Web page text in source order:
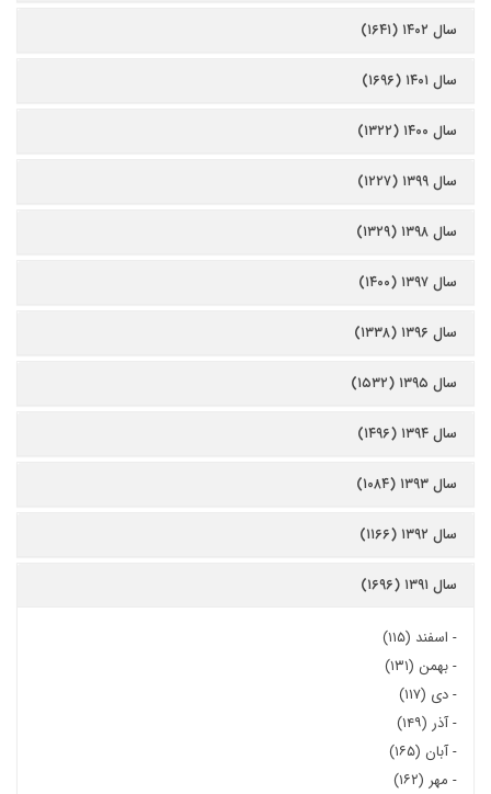
سال ۱۴۰۲ (۱۶۴۱)
سال ۱۴۰۱ (۱۶۹۶)
سال ۱۴۰۰ (۱۳۲۲)
سال ۱۳۹۹ (۱۲۲۷)
سال ۱۳۹۸ (۱۳۲۹)
سال ۱۳۹۷ (۱۴۰۰)
سال ۱۳۹۶ (۱۳۳۸)
سال ۱۳۹۵ (۱۵۳۲)
سال ۱۳۹۴ (۱۴۹۶)
سال ۱۳۹۳ (۱۰۸۴)
سال ۱۳۹۲ (۱۱۶۶)
سال ۱۳۹۱ (۱۶۹۶)
- اسفند (۱۱۵)
-بهمن (۱۳۱)
-دی (۱۱۷)
-آذر (۱۴۹)
-آبان (۱۶۵)
- مهر (۱۶۲)